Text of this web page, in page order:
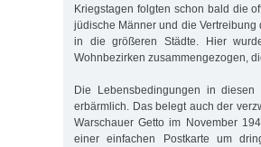
Kriegstagen folgten schon bald die
jüdische Männer und die
in die größeren Städte. Hier
Wohnbezirken zusammengezogen,
Die Lebensbedingungen in
erbärmlich. Das belegt auch der
Warschauer Getto im November
einer einfachen Postkarte um